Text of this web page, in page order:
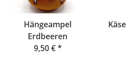
Hängeampel
Erdbeeren
9,50 €*